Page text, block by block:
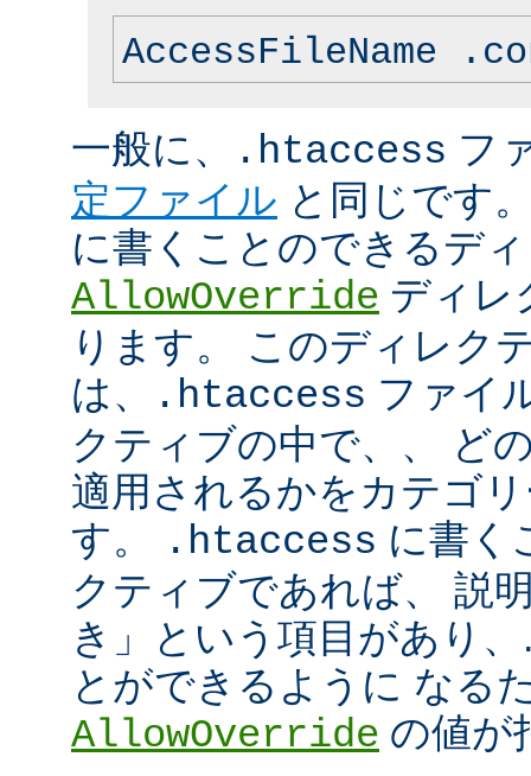
AccessFileName
一般に、 .htaccess フ
定ファイル と同じです
に書くことのできるデ
AllowOverride ディレ
ります。 このディレク
は、
.htaccess ファイ
クティブの中で、、 ど
適用されるかをカテゴ
す。
.htaccess に書く
クティブであれば、 説
き」という項目があり
とができるように なる
AllowOverride の値が